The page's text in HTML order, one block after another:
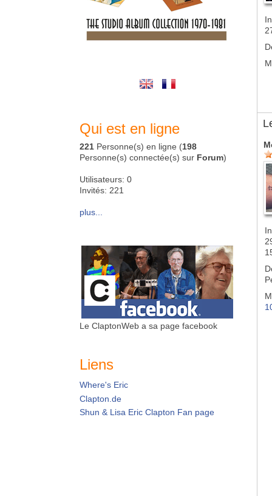
Qui est en ligne
221 Personne(s) en ligne (198
Personne(s) connectée(s) sur Forum)
Utilisateurs: 0
Invités: 221
plus...
Le ClaptonWeb a sa page facebook
Liens
Where's Eric
Clapton.de
Shun & Lisa Eric Clapton Fan page